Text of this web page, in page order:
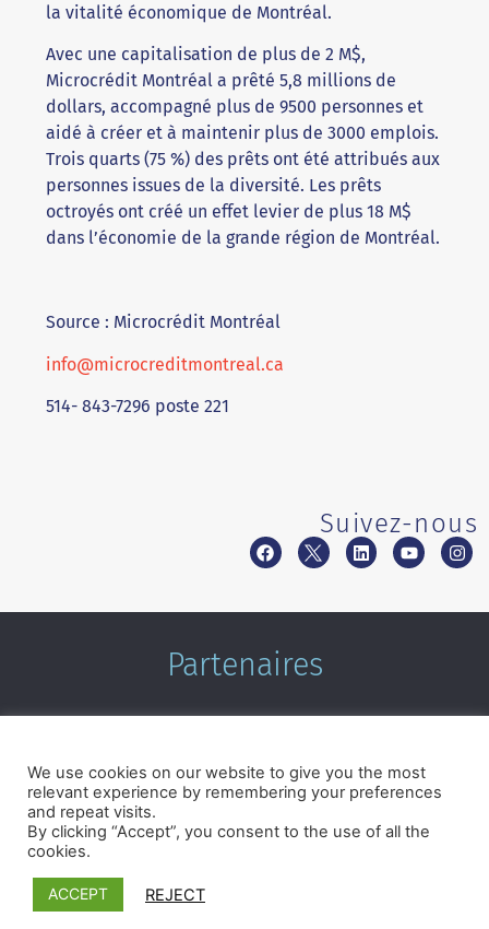
la vitalité économique de Montréal.
Avec une capitalisation de plus de 2 M$,
Microcrédit Montréal a prêté 5,8 millions de
dollars, accompagné plus de 9500 personnes et
aidé à créer et à maintenir plus de 3000 emplois.
Trois quarts (75 %) des prêts ont été attribués aux
personnes issues de la diversité. Les prêts
octroyés ont créé un effet levier de plus 18 M$
dans l’économie de la grande région de Montréal.
Source : Microcrédit Montréal
info@microcreditmontreal.ca
514- 843-7296 poste 221
Suivez-nous
Partenaires
©2026 Microcrédit Montréal. Tous droits réservés.|
par Pixforia
We use cookies on our website to give you the most
relevant experience by remembering your preferences
and repeat visits.
By clicking “Accept”, you consent to the use of all the
cookies.
ACCEPT REJECT